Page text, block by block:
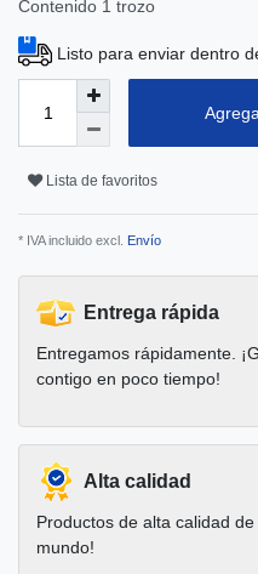
Contenido 1 trozo
Listo para enviar dentro
Lista de favoritos
* IVA incluido excl. Envío
Entrega rápida
Entregamos rápidamente.
contigo en poco tiempo!
Alta calidad
Productos de alta calidad
mundo!